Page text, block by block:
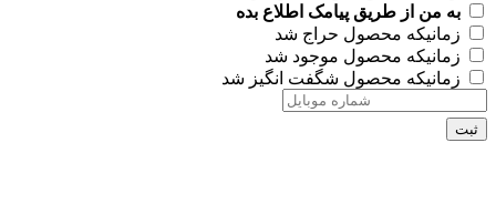
به من از طریق پیامک اطلاع بده
زمانیکه محصول حراج شد
زمانیکه محصول موجود شد
زمانیکه محصول شگفت انگیز شد
ثبت